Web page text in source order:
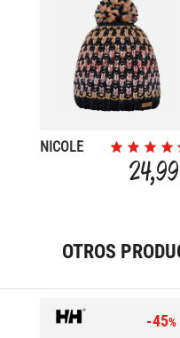
NICOLE
OTROS
-45%